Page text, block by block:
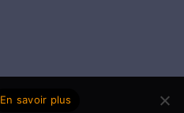
En savoir plus